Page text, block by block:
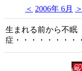
＜ 2006年 6月 ＞
生まれる前から不眠
症・・・・・・・・・